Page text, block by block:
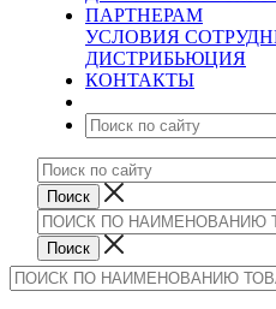
ПАРТНЕРАМ
УСЛОВИЯ
ДИСТРИБЬЮЦИЯ
КОНТАКТЫ